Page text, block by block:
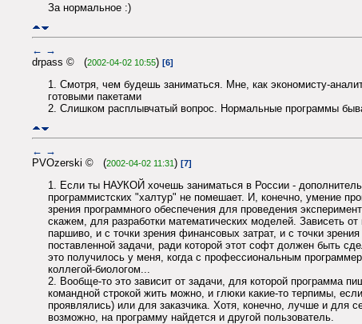
За нормальное :)
← →
drpass © (2002-04-02 10:55) [6]
1. Смотря, чем будешь заниматься. Мне, как экономисту-
готовыми пакетами
2. Слишком расплывчатый вопрос. Нормальные программы
← →
PVOzerski © (2002-04-02 11:31) [7]
1. Если ты НАУКОЙ хочешь заниматься в России -
программистских "халтур" не помешает. И, конечно, умение
зрения программного обеспечения для проведения
скажем, для разработки математических моделей. Зависеть
паршиво, и с точки зрения финансовых затрат, и с точки
поставленной задачи, ради которой этот софт должен быть
это получилось у меня, когда с профессиональным
коллегой-биологом...
2. Вообще-то это зависит от задачи, для которой программа
командной строкой жить можно, и глюки какие-то терпимы,
проявлялись) или для заказчика. Хотя, конечно, лучше и для
возможно, на программу найдется и другой пользователь.